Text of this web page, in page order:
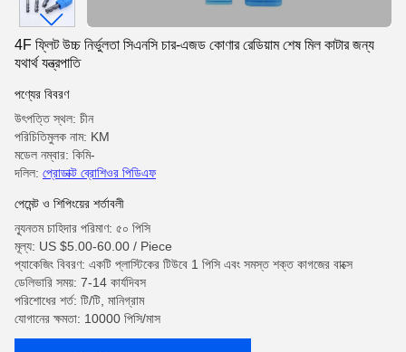
4F ফ্লিট উচ্চ নির্ভুলতা সিএনসি চার-এজড কোণার রেডিয়াম শেষ মিল কাটার জন্য
যথার্থ যন্ত্রপাতি
পণ্যের বিবরণ
উৎপত্তি স্থল: চীন
পরিচিতিমুলক নাম: KM
মডেল নম্বার: কিমি-
দলিল: প্রোডাক্ট ব্রোশিওর পিডিএফ
পেমেন্ট ও শিপিংয়ের শর্তাবলী
ন্যূনতম চাহিদার পরিমাণ: ৫০ পিসি
মূল্য: US $5.00-60.00 / Piece
প্যাকেজিং বিবরণ: একটি প্লাস্টিকের টিউবে 1 পিসি এবং সমস্ত শক্ত কাগজের বাক্সে
ডেলিভারি সময়: 7-14 কার্যদিবস
পরিশোধের শর্ত: টি/টি, মানিগ্রাম
যোগানের ক্ষমতা: 10000 পিসি/মাস